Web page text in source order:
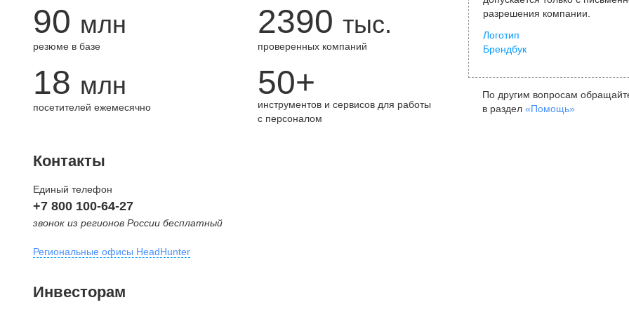
90 млн
резюме в базе
2390 тыс.
проверенных компаний
18 млн
посетителей ежемесячно
50+
инструментов и сервисов для работы
с персоналом
разрешения компании.
Логотип
Брендбук
По другим вопросам
в раздел «Помощь»
Контакты
Единый телефон
+7 800 100-64-27
звонок из регионов России бесплатный
Региональные офисы HeadHunter
внутригородская территория
Инвесторам